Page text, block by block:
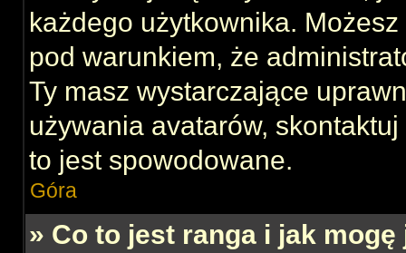
każdego użytkownika.
pod warunkiem, że
Ty masz wystarczające
używania avatarów,
to jest spowodowane.
Góra
» Co to jest ranga i jak mogę